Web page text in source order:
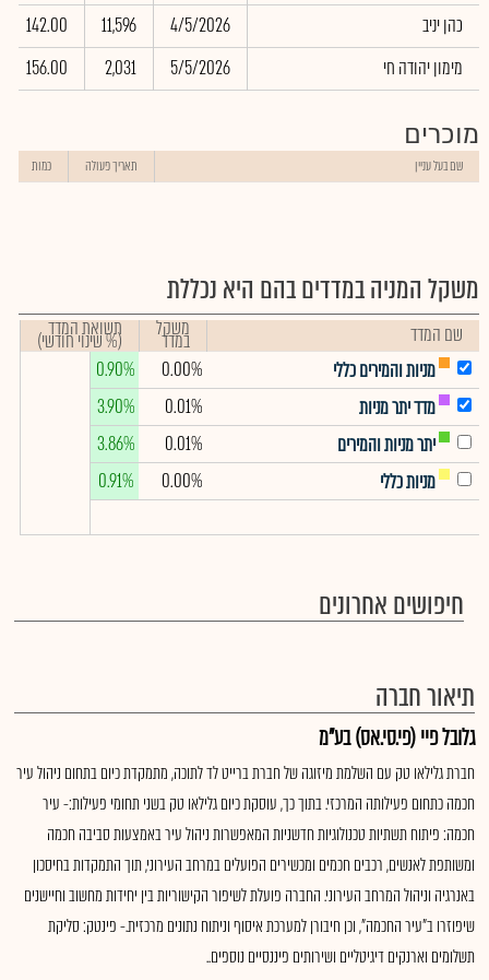
כהן יניב
4/5/2026
11,596
142.00
מימון יהודה חי
5/5/2026
2,031
156.00
מוכרים
שם בעל עניין תאריך פעולה כמות
משקל המניה במדדים בהם היא נכללת
שם המדד משקל
במדד תשואת המדד
(% שינוי חודשי)
מניות והמירים כללי
0.00%
0.90%
מדד יתר מניות
0.01%
3.90%
יתר מניות והמירים
0.01%
3.86%
מניות כללי
0.00%
0.91%
חיפושים אחרונים
תיאור חברה
גלובל פיי (פי.סי.אס) בע"מ
חברת גלילאו טק עם השלמת מיזוגה של חברת ברייט לד לתוכה, מתמקדת כיום בתחום ניהול עיר
חכמה כתחום פעילותה המרכזי. בתוך כך, עוסקת כיום גלילאו טק בשני תחומי פעילות:- עיר
חכמה: פיתוח תשתיות טכנולוגיות חדשניות המאפשרות ניהול עיר באמצעות סביבה חכמה
ומשותפת לאנשים, רכבים חכמים ומכשירים הפועלים במרחב העירוני, תוך התמקדות בחיסכון
באנרגיה וניהול המרחב העירוני. החברה פועלת לשיפור הקישוריות בין יחידות מחשוב וחיישנים
שיפוזרו ב"עיר החכמה", וכן חיבורן למערכת איסוף וניתוח נתונים מרכזית.- פינטק: סליקת
תשלומים וארנקים דיגיטליים ושירותים פיננסיים נוספים..